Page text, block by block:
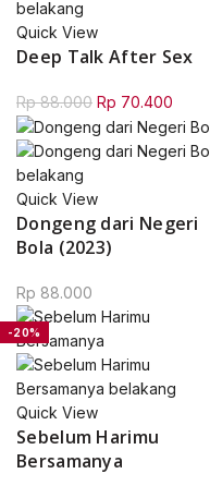
Quick View
Deep Talk After Sex
Rp88.000 Original
price
was:
Rp 70.400
price
is:
Quick View
Dongeng dari Negeri
Bola (2023)
Rp 88.000
-20%
Quick View
Sebelum Harimu
Bersamanya